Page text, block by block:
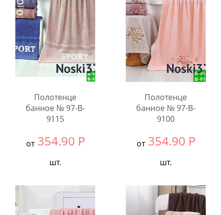
Количество: Количество:
Полотенце
банное № 97-B-
9115
от 354.90 Р
шт.
В упаковке:
6
шт.
Полотенце
банное № 97-B-
9100
от 354.90 Р
шт.
В упаковке:
6
шт.